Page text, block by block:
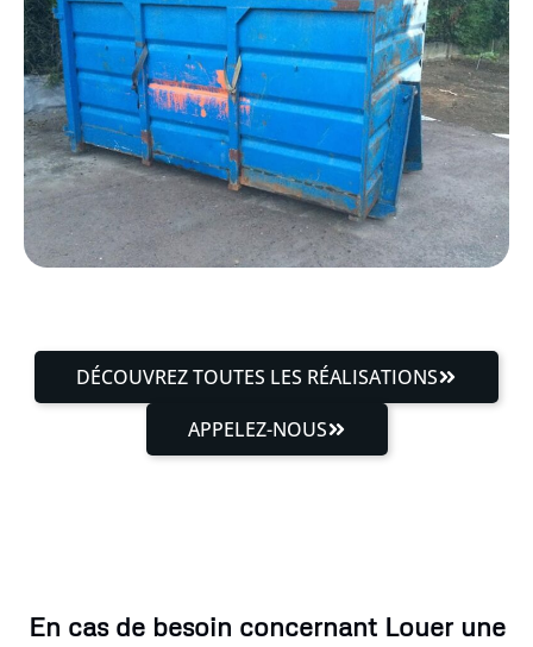
DÉCOUVREZ TOUTES LES RÉALISATIONS
APPELEZ-NOUS
En cas de besoin concernant Louer une